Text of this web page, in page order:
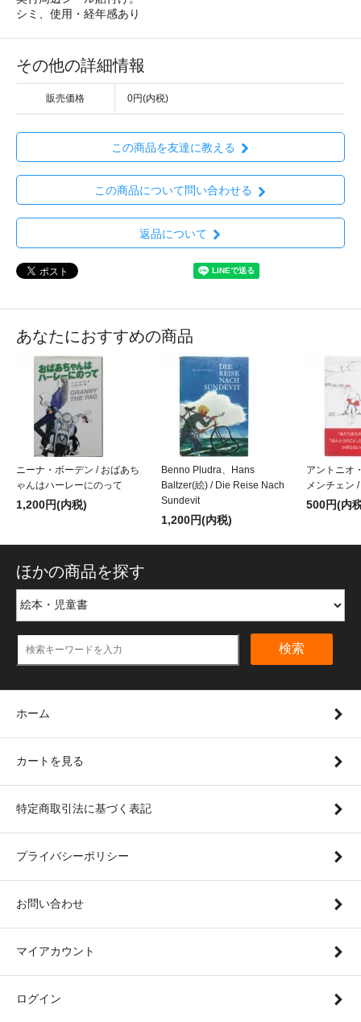
シミ、使用・経年感あり
その他の詳細情報
販売価格 0円(内税)
この商品を友達に教える
この商品について問い合わせる
返品について
あなたにおすすめの商品
ニーナ・ボーデン / おばあち
ゃんはハーレーにのって
1,200円(内税)
Benno Pludra、Hans
Baltzer(絵) / Die Reise Nach
Sundevit
1,200円(内税)
アントニオ
メンチェン
500円(内
ほかの商品を探す
検索
ホーム
カートを見る
特定商取引法に基づく表記
プライバシーポリシー
お問い合わせ
マイアカウント
ログイン